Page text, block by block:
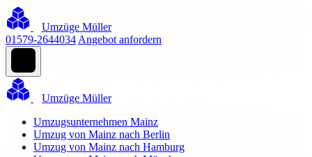
Umzüge Müller
01579-2644034 Angebot anfordern
Umzüge Müller
Umzugsunternehmen Mainz
Umzug von Mainz nach Berlin
Umzug von Mainz nach Hamburg